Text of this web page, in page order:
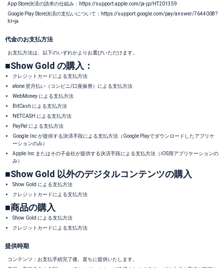
App Store決済の請求の仕組み：https://support.apple.com/ja-jp/HT201359
Google Play Store決済の支払いについて：https://support.google.com/pay/answer/7644008?
hl=ja
代金のお支払方法
お支払方法は、以下のいずれかよりお選びいただけます。
■Show Gold の購入：
クレジットカードによる支払方法
atone 翌月払い（コンビニ/口座振替）による支払方法
WebMoney による支払方法
BitCash による支払方法
NETCASH による支払方法
PayPal による支払方法
Google.Inc が提供する決済手段による支払方法（Google Playでダウンロードしたアプリケ
ーションのみ）
Apple.Inc またはその子会社が提供する決済手段による支払方法（iOS用アプリケーションの
み）
■Show Gold 以外のデジタルコンテンツの購入
Show Gold による支払方法
クレジットカードによる支払方法
■商品の購入
Show Gold による支払方法
クレジットカードによる支払方法
提供時期
コンテンツ：お支払手続完了後、直ちに提供いたします。